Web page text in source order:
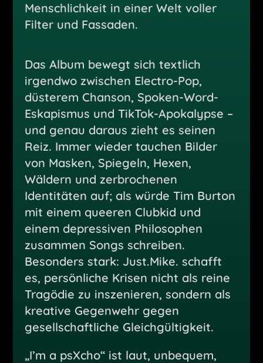
Menschlichkeit in einer Welt voller
Filter und Fassaden.
Das Album bewegt sich textlich
irgendwo zwischen Electro-Pop,
düsterem Chanson, Spoken-Word-
Eskapismus und TikTok-Apokalypse –
und genau daraus zieht es seinen
Reiz. Immer wieder tauchen Bilder
von Masken, Spiegeln, Hexen,
Wäldern und zerbrochenen
Identitäten auf; als würde Tim Burton
mit einem queeren Clubkid und
einem depressiven Philosophen
zusammen Songs schreiben.
Besonders stark: Just.Mike. schafft
es, persönliche Krisen nicht als reine
Tragödie zu inszenieren, sondern als
kreative Gegenwehr gegen
gesellschaftliche Gleichgültigkeit.
„I’m a psXcho“ ist laut, unbequem,